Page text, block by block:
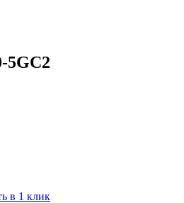
5GC2
в 1 клик